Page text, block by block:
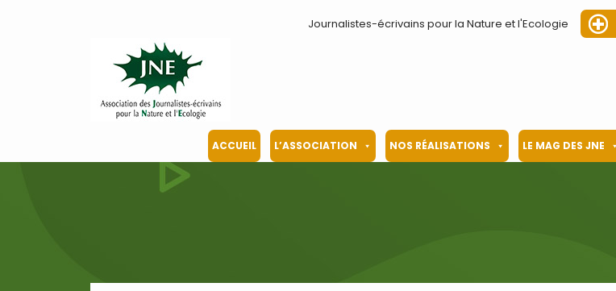
Journalistes-écrivains pour la Nature et l'Ecologie
ACCUEIL L’ASSOCIATION NOS RÉALISATIONS LE MAG DES JNE